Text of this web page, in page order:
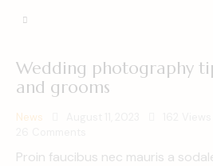
Wedding photography
and grooms
News
Proin faucibus nec mauris a